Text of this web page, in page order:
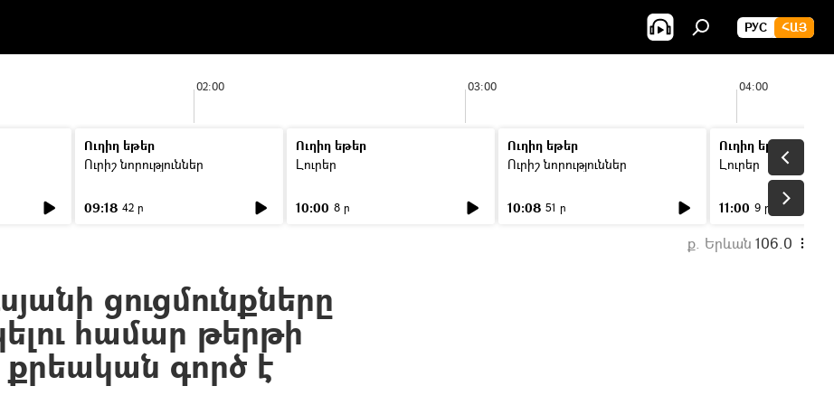
РУС ՀԱՅ
02:00 03:00 04:00
Ուղիղ եթեր
Ուրիշ նորություններ
09:18 42 ր
Ուղիղ եթեր
Լուրեր
10:00 8 ր
Ուղիղ եթեր
Ուրիշ նորություններ
10:08 51 ր
Ուղիղ եթեր
Լուրեր
11:00 9 ր
ք. Երևան 106.0
ցուցմունքները
համար թերթի
գործ է